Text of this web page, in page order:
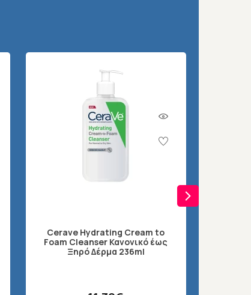
Cerave Hydrating Cream to
Foam Cleanser Κανονικό έως
Ξηρό Δέρμα 236ml